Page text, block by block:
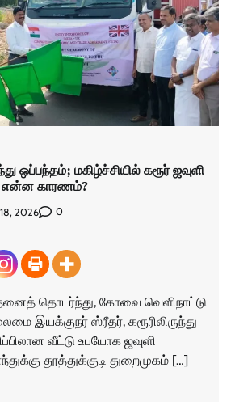
ஒப்பந்தம்; மகிழ்ச்சியில் கரூர் ஜவுளி
என்ன காரணம்?
18, 2026 0
தொடர்ந்து, கோவை வெளிநாட்டு
இயக்குநர் ஸ்ரீதர், கரூரிலிருந்து
வீட்டு உபயோக ஜவுளி
தூத்துக்குடி துறைமுகம் […]